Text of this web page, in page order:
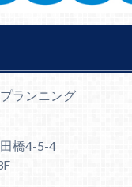
ランニング
橋4-5-4